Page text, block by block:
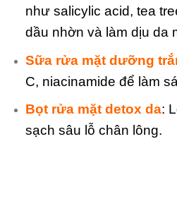
như salicylic acid, tea
dầu nhờn và làm dịu da
Sữa rửa mặt dưỡng
C, niacinamide để làm
Bọt rửa mặt detox da:
sạch sâu lỗ chân lông.